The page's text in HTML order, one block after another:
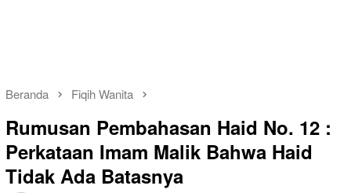
Beranda Fiqih Wanita
Rumusan Pembahasan Haid No. 12 :
Perkataan Imam Malik Bahwa Haid
Tidak Ada Batasnya